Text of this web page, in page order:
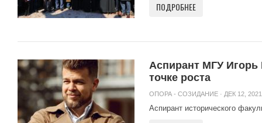
ПОДРОБНЕЕ
Аспирант МГУ Игорь
точке роста
ОПОРА - СОЗИДАНИЕ · ДЕК 12, 2021
Аспирант исторического